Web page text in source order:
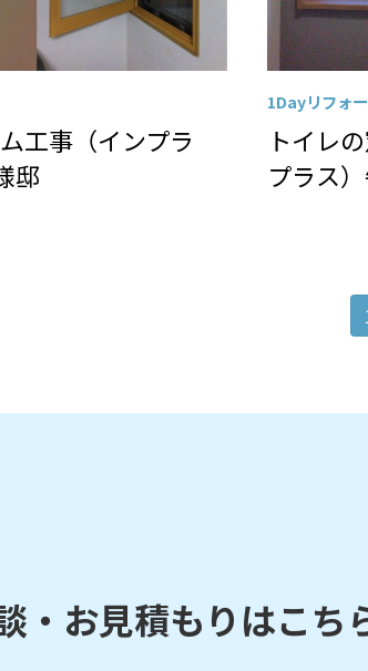
工事（インプラ
邸
1Dayリフォ
トイレ
プラス
・お見積もりはこち